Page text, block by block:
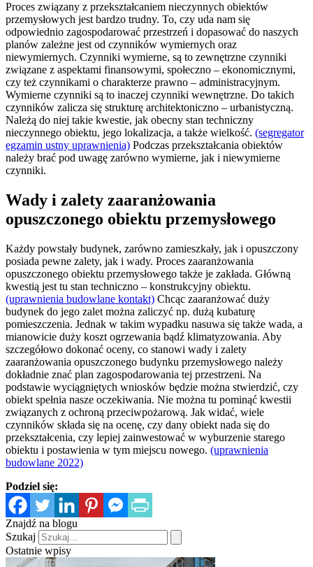
Proces związany z przekształcaniem nieczynnych obiektów
przemysłowych jest bardzo trudny. To, czy uda nam się
odpowiednio zagospodarować przestrzeń i dopasować do naszych
planów zależne jest od czynników wymiernych oraz
niewymiernych. Czynniki wymierne, są to zewnętrzne czynniki
związane z aspektami finansowymi, społeczno – ekonomicznymi,
czy też czynnikami o charakterze prawno – administracyjnym.
Wymierne czynniki są to inaczej czynniki wewnętrzne. Do takich
czynników zalicza się strukturę architektoniczno – urbanistyczną.
Należą do niej takie kwestie, jak obecny stan techniczny
nieczynnego obiektu, jego lokalizacja, a także wielkość. (segregator
egzamin ustny uprawnienia) Podczas przekształcania obiektów
należy brać pod uwagę zarówno wymierne, jak i niewymierne
czynniki.
Wady i zalety zaaranżowania
opuszczonego obiektu przemysłowego
Każdy powstały budynek, zarówno zamieszkały, jak i opuszczony
posiada pewne zalety, jak i wady. Proces zaaranżowania
opuszczonego obiektu przemysłowego także je zakłada. Główną
kwestią jest tu stan techniczno – konstrukcyjny obiektu.
(uprawnienia budowlane kontakt) Chcąc zaaranżować duży
budynek do jego zalet można zaliczyć np. dużą kubaturę
pomieszczenia. Jednak w takim wypadku nasuwa się także wada, a
mianowicie duży koszt ogrzewania bądź klimatyzowania. Aby
szczegółowo dokonać oceny, co stanowi wady i zalety
zaaranżowania opuszczonego budynku przemysłowego należy
dokładnie znać plan zagospodarowania tej przestrzeni. Na
podstawie wyciągniętych wniosków będzie można stwierdzić, czy
obiekt spełnia nasze oczekiwania. Nie można tu pominąć kwestii
związanych z ochroną przeciwpożarową. Jak widać, wiele
czynników składa się na ocenę, czy dany obiekt nada się do
przekształcenia, czy lepiej zainwestować w wyburzenie starego
obiektu i postawienia w tym miejscu nowego. (uprawnienia
budowlane 2022)
Podziel się:
Znajdź na blogu
Szukaj
Ostatnie wpisy